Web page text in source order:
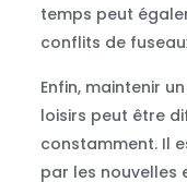
temps peut
conflits de
Enfin, maintenir
loisirs peut être
constamment. Il
par les nouvelles